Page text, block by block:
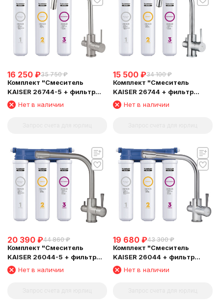
16 250 ₽35 750 ₽
Комплект "Cмеситель
KAISER 26744-5 + фильтр
Барьер"Нет в наличии
15 500 ₽34 100 ₽
Комплект "Cмеситель
KAISER 26744 + фильтр
Барьер"Нет в наличии
20 390 ₽44 860 ₽
Комплект "Cмеситель
KAISER 26044-5 + фильтр
Барьер"Нет в наличии
19 680 ₽43 300 ₽
Комплект "Cмеситель
KAISER 26044 + фильтр
Барьер"Нет в наличии